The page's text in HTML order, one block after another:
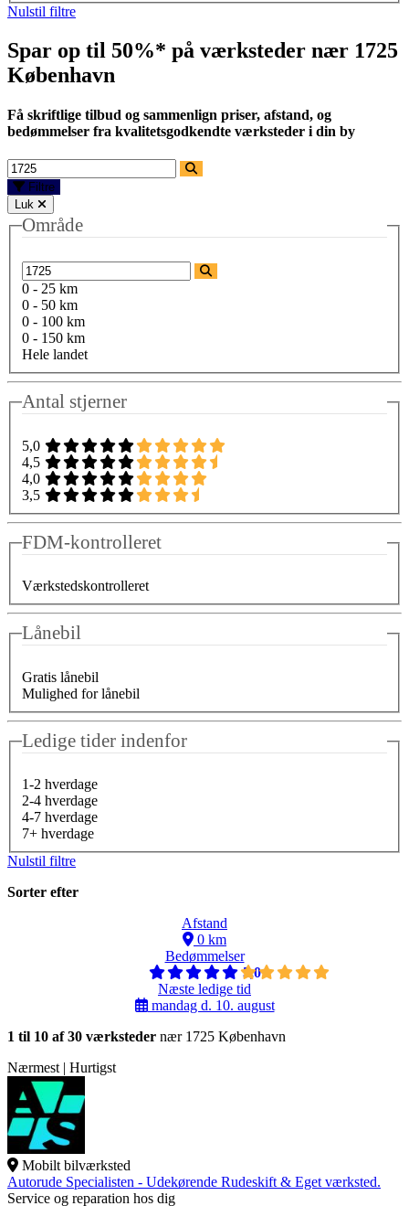
Nulstil filtre
Spar op til 50%* på værksteder nær 1725
København
Få skriftlige tilbud og sammenlign priser, afstand, og
bedømmelser fra kvalitetsgodkendte værksteder i din by
Filtre
Luk
Område
0 - 25 km
0 - 50 km
0 - 100 km
0 - 150 km
Hele landet
Antal stjerner
5,0
4,5
4,0
3,5
FDM-kontrolleret
Værkstedskontrolleret
Lånebil
Gratis lånebil
Mulighed for lånebil
Ledige tider indenfor
1-2 hverdage
2-4 hverdage
4-7 hverdage
7+ hverdage
Nulstil filtre
Sorter efter
Afstand
0 km
Bedømmelser
5,0
Næste ledige tid
mandag d. 10. august
1 til 10 af 30 værksteder nær 1725 København
Nærmest | Hurtigst
Mobilt bilværksted
Autorude Specialisten - Udekørende Rudeskift & Eget værksted.
Service og reparation hos dig